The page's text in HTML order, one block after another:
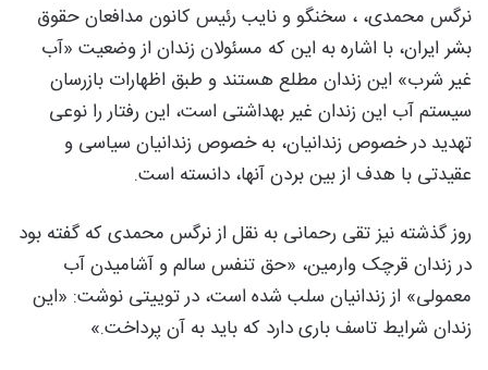
نرگس محمدی، ، سخنگو و نایب رئیس کانون مدافعان حقوق
بشر ایران، با اشاره به این که مسئولان زندان از وضعیت «آب
غیر شرب» این زندان مطلع هستند و طبق اظهارات بازرسان
سیستم آب این زندان غیر بهداشتی است، این رفتار را نوعی
تهدید در خصوص زندانیان، به خصوص زندانیان سیاسی و
عقیدتی با هدف از بین بردن آنها، دانسته است.
روز گذشته نیز تقی رحمانی به نقل از نرگس محمدی که گفته بود
در زندان قرچک وارمین، «حق تنفس سالم و آشامیدن آب
معمولی» از زندانیان سلب شده است، در توییتی نوشت: «این
زندان شرایط تاسف باری دارد که باید به آن پرداخت.»